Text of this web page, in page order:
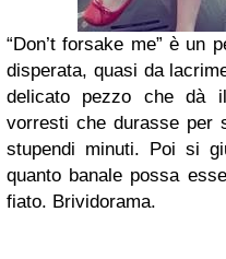
“Don’t forsake me” è un
disperata, quasi da
delicato pezzo che dà il
vorresti che durasse per
stupendi minuti. Poi si
quanto banale possa
fiato. Brividorama.